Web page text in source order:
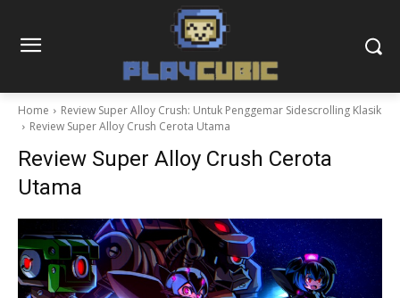
Home
Review Super Alloy Crush: Untuk Penggemar Sidescrolling Klasik
Review Super Alloy Crush Cerota Utama
Review Super Alloy Crush Cerota
Utama